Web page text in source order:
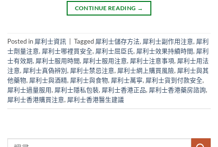
CONTINUE READING →
Posted in 犀利士資訊 Tagged 犀利士儲存方法, 犀利士副作用注意, 犀利
士劑量注意, 犀利士哪裡買安全, 犀利士屈臣氏, 犀利士效果持續時間, 犀利
士有效期, 犀利士服用時間, 犀利士服用注意, 犀利士注意事項, 犀利士用法
注意, 犀利士真偽辨別, 犀利士禁忌注意, 犀利士網上購買風險, 犀利士與其
他藥物, 犀利士與酒精, 犀利士與食物, 犀利士萬寧, 犀利士貨到付款安全,
犀利士過量服用, 犀利士隱私包裝, 犀利士香港正品, 犀利士香港藥房諮詢,
犀利士香港購買注意, 犀利士香港醫生建議